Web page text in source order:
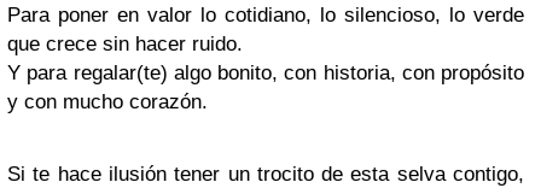
Para poner en valor lo cotidiano, lo silencioso, lo verde
que crece sin hacer ruido.
Y para regalar(te) algo bonito, con historia, con propósito
y con mucho corazón.
Si te hace ilusión tener un trocito de esta selva contigo,